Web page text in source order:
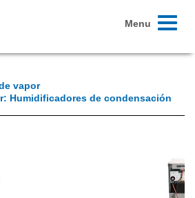
Toggle
Menu
vapor
Humidificadores de condensación